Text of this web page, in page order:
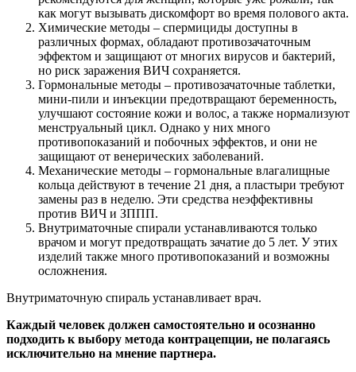
как могут вызывать дискомфорт во время полового акта.
Химические методы – спермициды доступны в
различных формах, обладают противозачаточным
эффектом и защищают от многих вирусов и бактерий,
но риск заражения ВИЧ сохраняется.
Гормональные методы – противозачаточные таблетки,
мини-пили и инъекции предотвращают беременность,
улучшают состояние кожи и волос, а также нормализуют
менструальный цикл. Однако у них много
противопоказаний и побочных эффектов, и они не
защищают от венерических заболеваний.
Механические методы – гормональные влагалищные
кольца действуют в течение 21 дня, а пластыри требуют
замены раз в неделю. Эти средства неэффективны
против ВИЧ и ЗППП.
Внутриматочные спирали устанавливаются только
врачом и могут предотвращать зачатие до 5 лет. У этих
изделий также много противопоказаний и возможны
осложнения.
Внутриматочную спираль устанавливает врач.
Каждый человек должен самостоятельно и осознанно
подходить к выбору метода контрацепции, не полагаясь
исключительно на мнение партнера.